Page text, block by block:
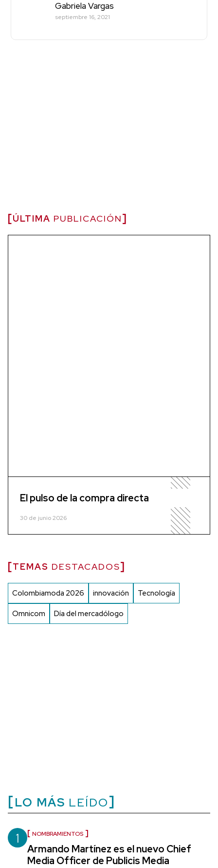
Gabriela Vargas
septiembre 16, 2021
ÚLTIMA PUBLICACIÓN
El pulso de la compra directa
30 de junio 2026
TEMAS DESTACADOS
Colombiamoda 2026 innovación Tecnología
Omnicom Día del mercadólogo
LO MÁS LEÍDO
1 NOMBRAMIENTOS
Armando Martínez es el nuevo Chief
Media Officer de Publicis Media